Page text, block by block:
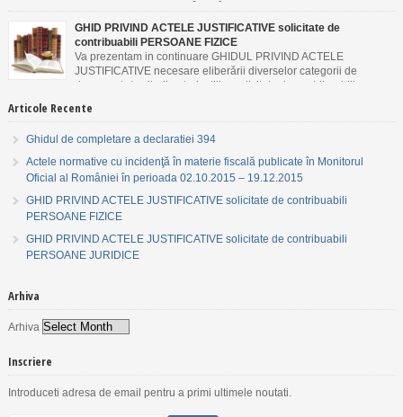
GHID PRIVIND ACTELE JUSTIFICATIVE solicitate de
contribuabili PERSOANE FIZICE
Va prezentam in continuare GHIDUL PRIVIND ACTELE
JUSTIFICATIVE necesare eliberării diverselor categorii de
documente/emiterii autorizaţiilor solicitate de contribuabili
Articole Recente
Ghidul de completare a declaratiei 394
Actele normative cu incidenţă în materie fiscală publicate în Monitorul
Oficial al României în perioada 02.10.2015 – 19.12.2015
GHID PRIVIND ACTELE JUSTIFICATIVE solicitate de contribuabili
PERSOANE FIZICE
GHID PRIVIND ACTELE JUSTIFICATIVE solicitate de contribuabili
PERSOANE JURIDICE
Arhiva
Arhiva
Inscriere
Introduceti adresa de email pentru a primi ultimele noutati.